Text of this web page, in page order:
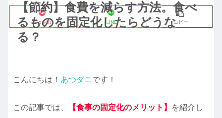
【節約】食費を減らす方法。食べ
るものを固定化したらどうな
る？
Pocket LINE コピー
こんにちは！ あつダニです！
この記事では、 【食事の固定化のメリット】
を紹介し